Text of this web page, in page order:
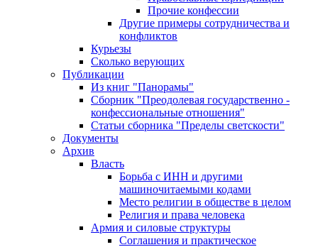
Прочие конфессии
Другие примеры сотрудничества и
конфликтов
Курьезы
Сколько верующих
Публикации
Из книг "Панорамы"
Сборник "Преодолевая государственно -
конфессиональные отношения"
Статьи сборника "Пределы светскости"
Документы
Архив
Власть
Борьба с ИНН и другими
машиночитаемыми кодами
Место религии в обществе в целом
Религия и права человека
Армия и силовые структуры
Соглашения и практическое